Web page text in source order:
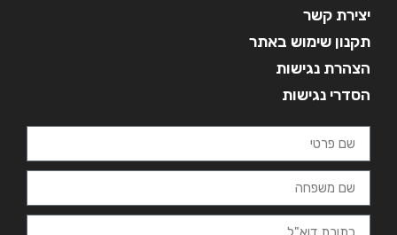
יצירת קשר
תקנון שימוש באתר
הצהרת נגישות
הסדרי נגישות